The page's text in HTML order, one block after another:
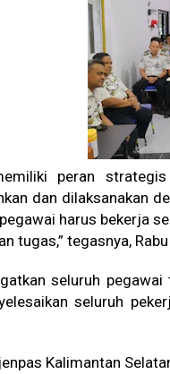
peran
dan dilaksanakan
harus bekerja
tugas,” tegasnya,
seluruh
seluruh
Kalimantan